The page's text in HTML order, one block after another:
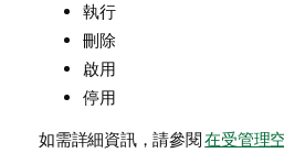
執行
刪除
啟用
停用
如需詳細資訊，請參閱在受管理